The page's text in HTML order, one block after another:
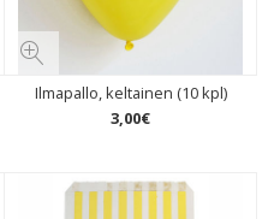
Ilmapallo, keltainen (10 kpl)
3,00€